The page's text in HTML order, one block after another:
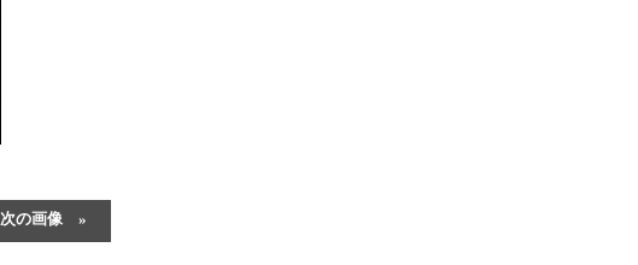
次の画像